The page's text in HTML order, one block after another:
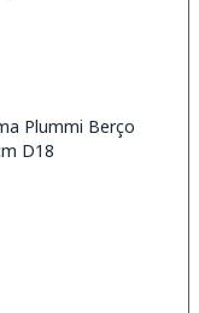
Plummi Berço
D18